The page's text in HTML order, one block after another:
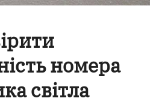
номера
світла